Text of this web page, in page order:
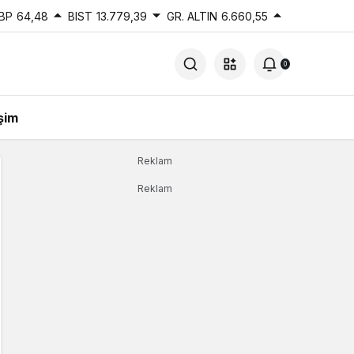
64,48 BIST 13.779,39 GR. ALTIN 6.660,55
0
Reklam
Reklam